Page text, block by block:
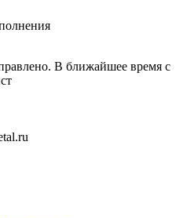
В ближайшее время с